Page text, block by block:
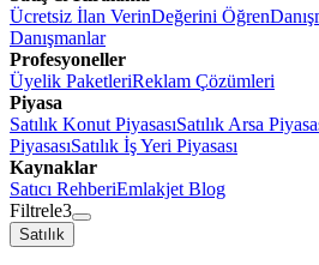
Ücretsiz İlan VerinDeğerini Öğren
Danışmanlar
Profesyoneller
Üyelik PaketleriReklam Çözümleri
Piyasa
Satılık Konut PiyasasıSatılık Arsa
PiyasasıSatılık İş Yeri Piyasası
Kaynaklar
Satıcı RehberiEmlakjet Blog
Filtrele3
Satılık